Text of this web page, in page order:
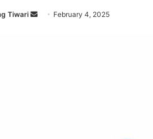
Tiwari
Send February 4, 2025